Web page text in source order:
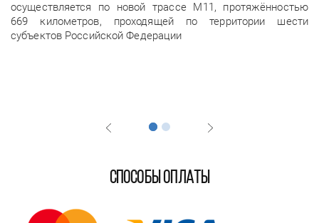
осуществляется по новой трассе М11, протяжённостью
669 километров, проходящей по территории шести
субъектов Российской Федерации
СПОСОБЫ ОПЛАТЫ